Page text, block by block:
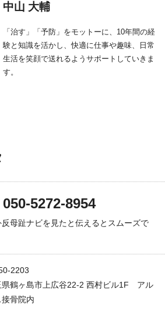
中山 大輔
「治す」「予防」をモットーに、10年間の経
験と知識を活かし、快適に仕事や趣味、日常
生活を笑顔で送れるようサポートしていきま
す。
050-5272-8954
母趾ナビを見たと伝えるとスムーズで
2203
県鶴ヶ島市上広谷22-2 西村ビル1F アル
接骨院内